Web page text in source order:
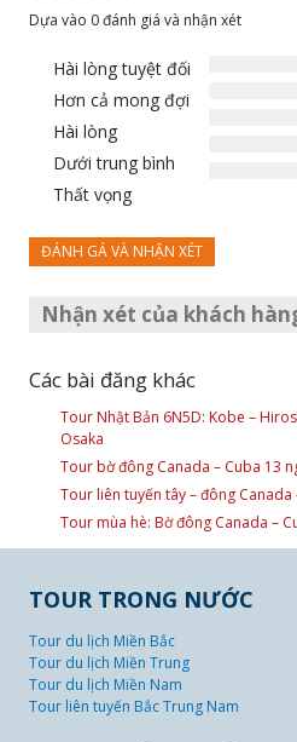
Dựa vào 0 đánh giá và nhận xét
Hài lòng tuyệt đối
Hơn cả mong đợi
Hài lòng
Dưới trung bình
Thất vọng
ĐÁNH GÁ VÀ NHẬN XÉT
Nhận xét của khách
Các bài đăng khác
Tour Nhật Bản 6N5D: Kobe –
Osaka
Tour bờ đông Canada – Cuba 13
Tour liên tuyến tây – đông Canada
Tour mùa hè: Bờ đông Canada –
TOUR TRONG NƯỚC
Tour du lịch Miền Bắc
Tour du lịch Miền Trung
Tour du lịch Miền Nam
Tour liên tuyến Bắc Trung Nam